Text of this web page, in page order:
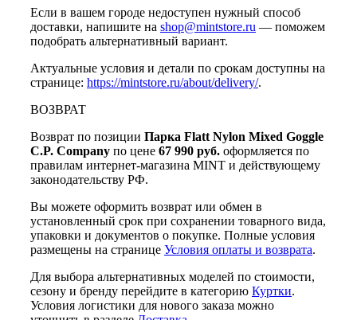
Если в вашем городе недоступен нужный способ
доставки, напишите на shop@mintstore.ru — поможем
подобрать альтернативный вариант.
Актуальные условия и детали по срокам доступны на
странице: https://mintstore.ru/about/delivery/.
ВОЗВРАТ
Возврат по позиции Парка Flatt Nylon Mixed Goggle
C.P. Company по цене 67 990 руб. оформляется по
правилам интернет-магазина MINT и действующему
законодательству РФ.
Вы можете оформить возврат или обмен в
установленный срок при сохранении товарного вида,
упаковки и документов о покупке. Полные условия
размещены на странице Условия оплаты и возврата.
Для выбора альтернативных моделей по стоимости,
сезону и бренду перейдите в категорию Куртки.
Условия логистики для нового заказа можно